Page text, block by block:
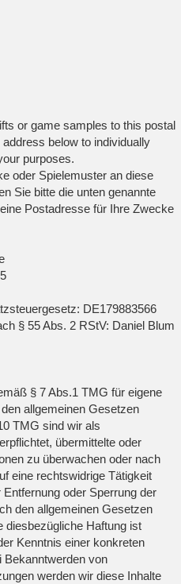
or game samples to this postal
below to individually
purposes.
oder Spielemuster an diese
Sie bitte die unten genannte
Postadresse für Ihre Zwecke
DE179883566
§ 55 Abs. 2 RStV: Daniel Blum
§ 7 Abs.1 TMG für eigene
allgemeinen Gesetzen
TMG sind wir als
übermittelte oder
zu überwachen oder nach
eine rechtswidrige Tätigkeit
oder Sperrung der
den allgemeinen Gesetzen
diesbezügliche Haftung ist
Kenntnis einer konkreten
Bekanntwerden von
werden wir diese Inhalte